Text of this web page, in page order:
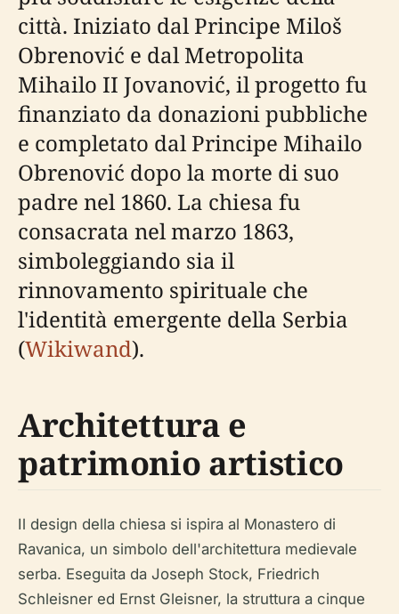
città. Iniziato dal Principe Miloš
Obrenović e dal Metropolita
Mihailo II Jovanović, il progetto fu
finanziato da donazioni pubbliche
e completato dal Principe Mihailo
Obrenović dopo la morte di suo
padre nel 1860. La chiesa fu
consacrata nel marzo 1863,
simboleggiando sia il
rinnovamento spirituale che
l'identità emergente della Serbia
(Wikiwand).
Architettura e
patrimonio artistico
Il design della chiesa si ispira al Monastero di
Ravanica, un simbolo dell'architettura medievale
serba. Eseguita da Joseph Stock, Friedrich
Schleisner ed Ernst Gleisner, la struttura a cinque